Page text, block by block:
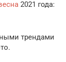
2021 года:
трендами